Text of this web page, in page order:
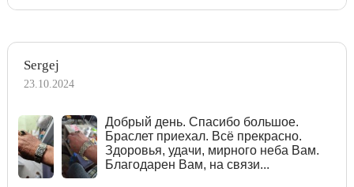
Sergej
23.10.2024
Добрый день. Спасибо большое.
Браслет приехал. Всё прекрасно.
Здоровья, удачи, мирного неба Вам.
Благодарен Вам, на связи...